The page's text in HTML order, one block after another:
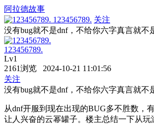
阿拉德故事
123456789. 关注
没有bug就不是dnf，不给你六字真言就不
123456789.
Lv1
2161浏览 2024-10-21 11:01:56
关注
没有bug就不是dnf，不给你六字真言就不
从dnf开服到现在出现的BUG多不胜数，
让人兴奋的云幂罐子。楼主总结一下从玩